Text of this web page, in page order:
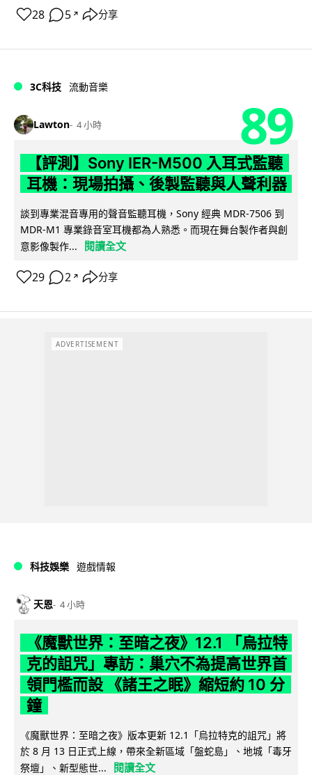
28 5 ↗ 分享
3C科技 流動音樂
Lawton 4 小時 89
【評測】Sony IER-M500 入耳式監聽
耳機：現場拍攝、後製監聽與人聲利器
談到專業混音專用的聲音監聽耳機，Sony 經典 MDR-7506 到
MDR-M1 專業錄音室耳機都為人熟悉。而現在舞台製作者與創
意影像製作...
閱讀全文
29 2 ↗ 分享
ADVERTISEMENT
科技娛樂 遊戲情報
天恩 4 小時
《魔獸世界：至暗之夜》12.1 「烏拉特
克的詛咒」專訪：巢穴不為提高世界首
領門檻而設 《諸王之眠》縮短約 10 分
鐘
《魔獸世界：至暗之夜》版本更新 12.1「烏拉特克的詛咒」將
於 8 月 13 日正式上線，帶來全新區域「盤蛇島」、地城「毒牙
祭壇」、新型態世...
閱讀全文